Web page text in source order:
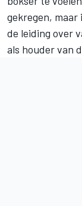
gekregen, maar
de leiding over
als houder van